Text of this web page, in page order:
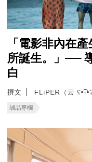
「電影非內在
所誕生。」──
白
撰文 FLiPER（云 ʕ•͡-
誠品專欄